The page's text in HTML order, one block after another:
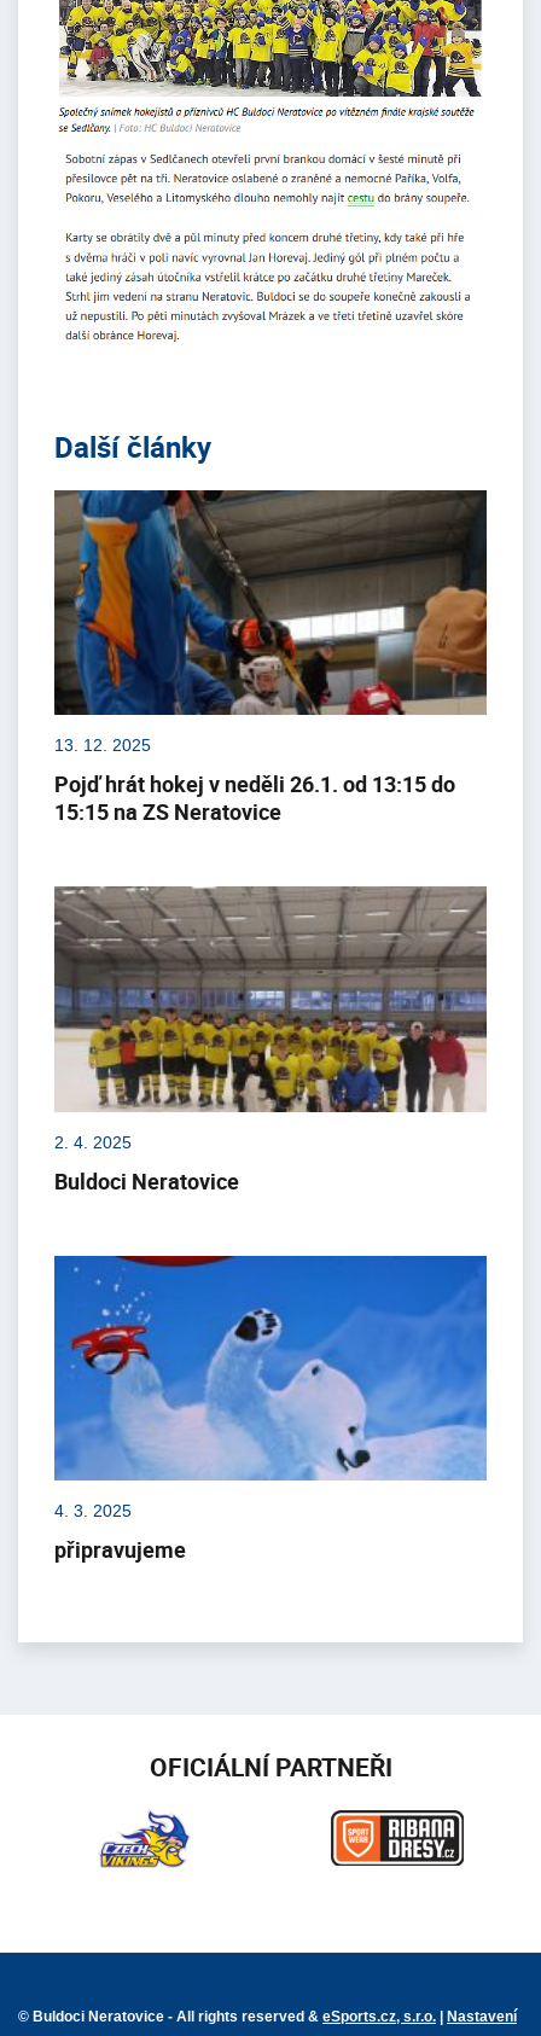
Další články
13. 12. 2025
Pojď hrát hokej v neděli 26.1. od 13:15 do
15:15 na ZS Neratovice
2. 4. 2025
Buldoci Neratovice
4. 3. 2025
připravujeme
OFICIÁLNÍ PARTNEŘI
© Buldoci Neratovice - All rights reserved & eSports.cz, s.r.o. Nastavení